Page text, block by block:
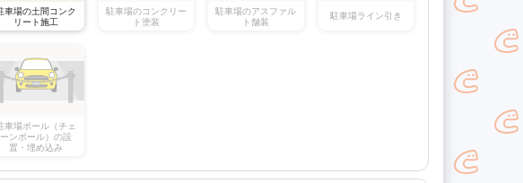
車場の土間コンク
リート施工
駐車場のコンクリー
ト塗装
駐車場のアスファル
ト舗装
駐車場ライン引き
車場ポール（チェ
ーンポール）の設
置・埋め込み